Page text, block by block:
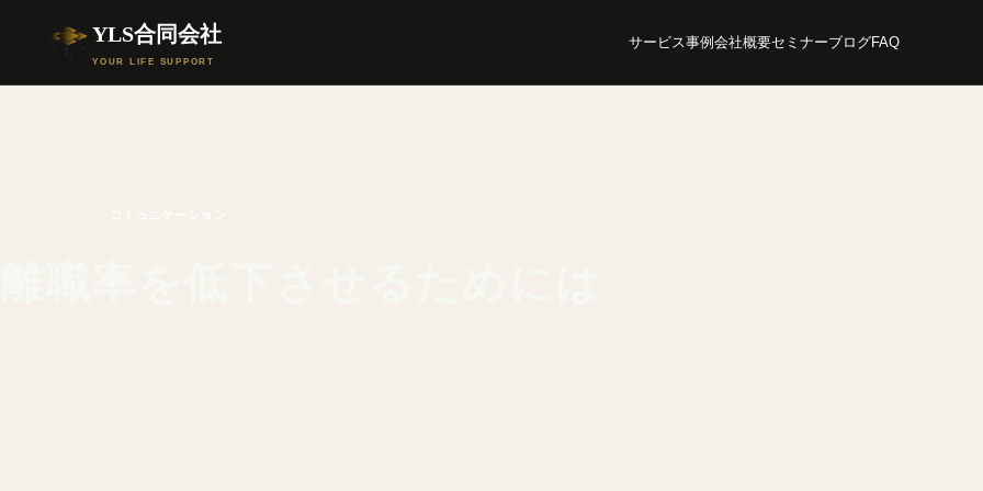
YLS合同会社
YOUR LIFE SUPPORT
サービス事例会社概要セミナーブログFAQ